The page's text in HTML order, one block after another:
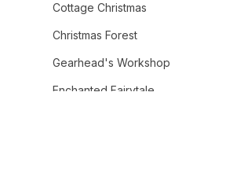
Cottage Christmas
Christmas Forest
Gearhead's Workshop
Enchanted Fairytale